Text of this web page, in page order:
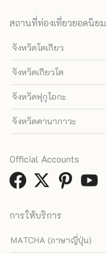
สถานที่ท่องเที่ยวยอดนิยม
จังหวัดโตเกียว
จังหวัดเกียวโต
จังหวัดฟุกุโอกะ
จังหวัดคานากาวะ
การให้บริการ
MATCHA (ภาษาญี่ปุ่น)
Official Accounts